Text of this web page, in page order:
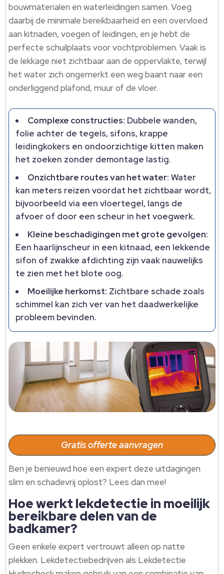
bouwmaterialen en waterleidingen samen. Voeg
daarbij de minimale bereikbaarheid en een overvloed
aan kitnaden, voegen of leidingen, en je hebt de
perfecte schuilplaats voor vochtproblemen. Vaak is
de lekkage niet zichtbaar aan de oppervlakte, terwijl
het water zich ongemerkt een weg baant naar een
onderliggend plafond, muur of de vloer.
Complexe constructies: Dubbele wanden,
folie achter de tegels, sifons, krappe
leidingkokers en ondoorzichtige kitten maken
het zoeken zonder demontage lastig.
Onzichtbare routes van het water: Water
kan meters reizen voordat het zichtbaar wordt,
bijvoorbeeld via een vloertegel, langs de
afvoer of door een scheur in het voegwerk.
Kleine beschadigingen met grote gevolgen:
Een haarlijnscheur in een kitnaad, een lekkende
sifon of zwakke afdichting zijn vaak nauwelijks
te zien met het blote oog.
Moeilijke herkomst: Zichtbare schade zoals
schimmel kan zich ver van het daadwerkelijke
probleem bevinden.
Gratis offerte aanvragen
Ben je benieuwd hoe een expert deze uitdagingen
slim en schadevrij oplost? Lees dan mee!
Hoe werkt lekdetectie in moeilijk
bereikbare delen van de
badkamer?
Geen enkele expert vertrouwt alleen op natte
plekken. Lekdetectiebedrijven als Lekdetectie